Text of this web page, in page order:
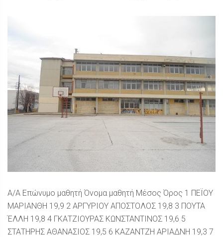
Α/Α Επώνυμο μαθητή Όνομα μαθητή Μέσος Όρος 1 ΠΕΪΟΥ
ΜΑΡΙΑΝΘΗ 19,9 2 ΑΡΓΥΡΙΟΥ ΑΠΟΣΤΟΛΟΣ 19,8 3 ΠΟΥΤΑ
ΈΛΛΗ 19,8 4 ΓΚΑΤΖΙΟΥΡΑΣ ΚΩΝΣΤΑΝΤΙΝΟΣ 19,6 5
ΣΤΑΤΗΡΗΣ ΑΘΑΝΑΣΙΟΣ 19,5 6 ΚΑΖΑΝΤΖΗ ΑΡΙΑΔΝΗ 19,3 7